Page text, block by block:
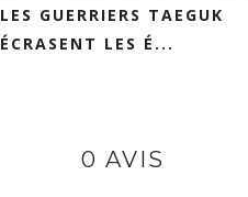
LES GUERRIERS TAEGUK
ÉCRASENT LES É...
0 AVIS